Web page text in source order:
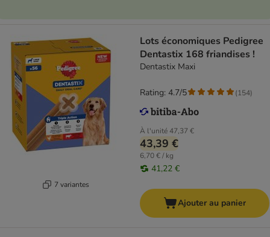
7 variantes
Lots économiques Pedigree
Dentastix 168 friandises !
Dentastix Maxi
À l'unité47,37 €
43,39 €
6,70 € / kg
41,22 €
Rating: 4.7/5 (154)
Ajouter au panier